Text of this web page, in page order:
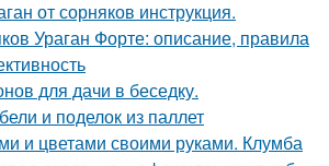
от сорняков инструкция.
Ураган Форте: описание, правила
для дачи в беседку.
и поделок из паллет
и цветами своими руками. Клумба